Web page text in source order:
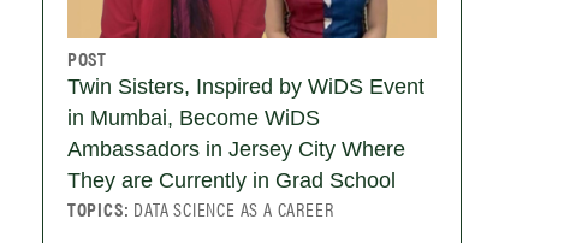
POST
Twin Sisters, Inspired by WiDS Event
in Mumbai, Become WiDS
Ambassadors in Jersey City Where
They are Currently in Grad School
TOPICS: DATA SCIENCE AS A CAREER